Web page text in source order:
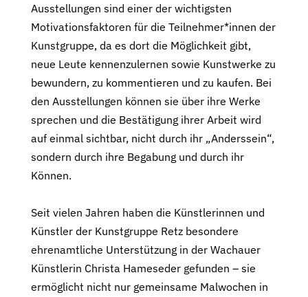
Ausstellungen sind einer der wichtigsten
Motivationsfaktoren für die Teilnehmer*innen der
Kunstgruppe, da es dort die Möglichkeit gibt,
neue Leute kennenzulernen sowie Kunstwerke zu
bewundern, zu kommentieren und zu kaufen. Bei
den Ausstellungen können sie über ihre Werke
sprechen und die Bestätigung ihrer Arbeit wird
auf einmal sichtbar, nicht durch ihr „Anderssein“,
sondern durch ihre Begabung und durch ihr
Können.
Seit vielen Jahren haben die Künstlerinnen und
Künstler der Kunstgruppe Retz besondere
ehrenamtliche Unterstützung in der Wachauer
Künstlerin Christa Hameseder gefunden – sie
ermöglicht nicht nur gemeinsame Malwochen in